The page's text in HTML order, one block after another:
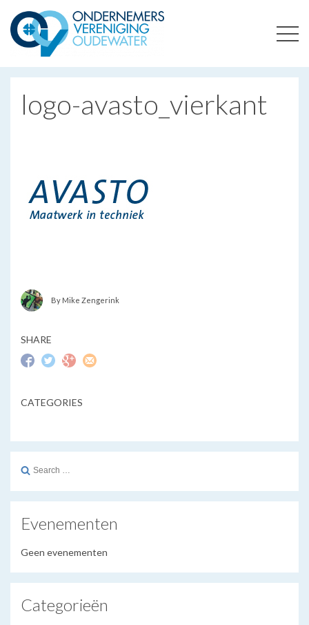
ONDERNEMERSVERENIGING OUDEWATER
logo-avasto_vierkant
By Mike Zengerink
SHARE
CATEGORIES
Search
Evenementen
Geen evenementen
Categorieën